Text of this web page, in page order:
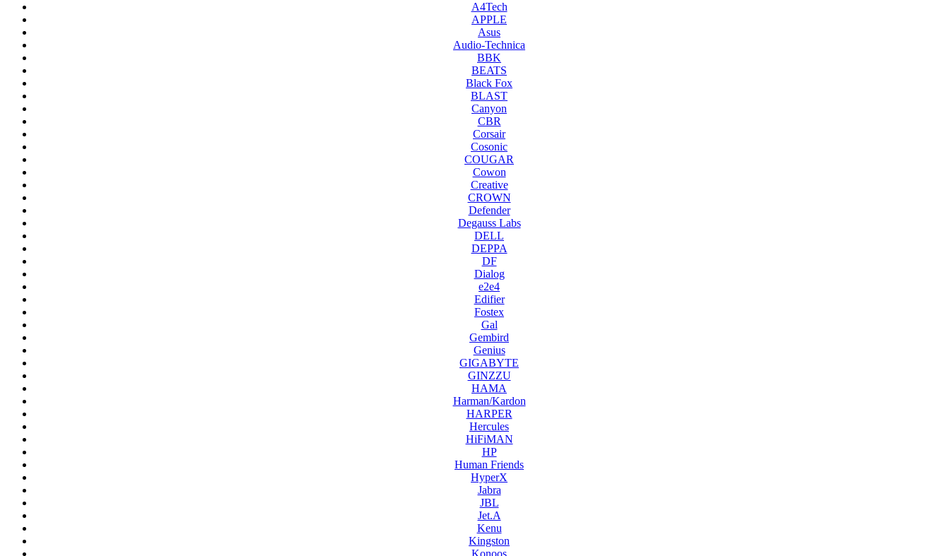
A4Tech
APPLE
Asus
Audio-Technica
BBK
BEATS
Black Fox
BLAST
Canyon
CBR
Corsair
Cosonic
COUGAR
Cowon
Creative
CROWN
Defender
Degauss Labs
DELL
DEPPA
DF
Dialog
e2e4
Edifier
Fostex
Gal
Gembird
Genius
GIGABYTE
GINZZU
HAMA
Harman/Kardon
HARPER
Hercules
HiFiMAN
HP
Human Friends
HyperX
Jabra
JBL
Jet.A
Kenu
Kingston